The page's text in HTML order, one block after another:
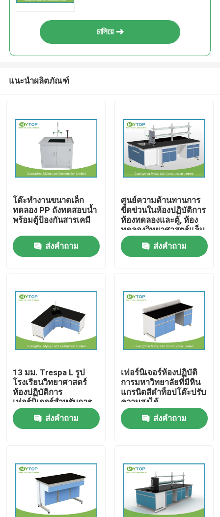
รายชื่อผู้ติดต่อ
ผลิตภัณฑ์
ห้องปฏิบัติการห้องปฏิบัติการมหาวิทยาลัย
เฟอร์นิเจอร์ในโรงพยาบาล
เฟอร์นิเจอร์ห้องปฏิบัติการโลหะ
ห้องปฏิบัติการ Fume Hood
চালিয়ে
แนะนำผลิตภัณฑ์
โต๊ะทำงานขนาดเล็ก
ทดลอง PP ถังทดสอบน้ำ
พร้อมตู้ป้องกันสารเคมี
ส่งคำถาม
ศูนย์ความต้านทานการ
ขีดข่วนในห้องปฏิบัติการ
ห้องทดลองและตู้, ห้อง
ทดลองวิทยาศาสตร์แล็บ
ส่งคำถาม
13 มม. Trespa L รูป
โรงเรียนวิทยาศาสตร์
ห้องปฏิบัติการ
เฟอร์นิเจอร์สำหรับการ
วิจัย Multi Use
ส่งคำถาม
เฟอร์นิเจอร์ห้องปฏิบัติ
การมหาวิทยาลัยที่มีหิน
แกรนิตสีดำท็อปโต๊ะปรับ
ความสูงได้
ส่งคำถาม